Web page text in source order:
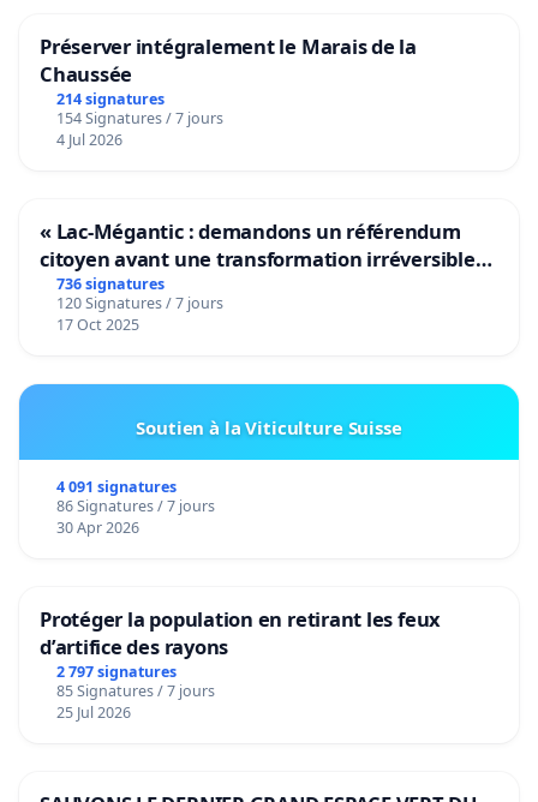
Préserver intégralement le Marais de la
Chaussée
214 signatures
154 Signatures / 7 jours
4 Jul 2026
« Lac-Mégantic : demandons un référendum
citoyen avant une transformation irréversible
de notre territoire »
736 signatures
120 Signatures / 7 jours
17 Oct 2025
Soutien à la Viticulture Suisse
4 091 signatures
86 Signatures / 7 jours
30 Apr 2026
Protéger la population en retirant les feux
d’artifice des rayons
2 797 signatures
85 Signatures / 7 jours
25 Jul 2026